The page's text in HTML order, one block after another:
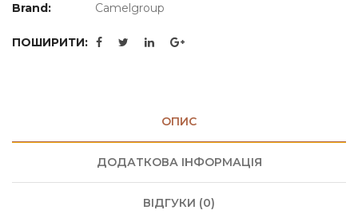
Brand:
Camelgroup
ПОШИРИТИ:
ОПИС
ДОДАТКОВА ІНФОРМАЦІЯ
ВІДГУКИ (0)